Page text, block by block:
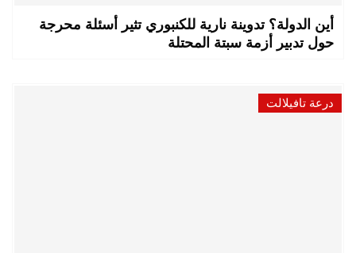
أين الدولة؟ تدوينة نارية للكنبوري تثير أسئلة محرجة
حول تدبير أزمة سبتة المحتلة
درعة تافيلالت